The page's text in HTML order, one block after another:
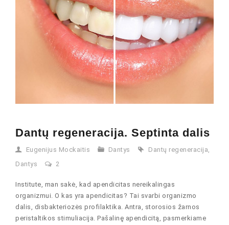
Dantų regeneracija. Septinta dalis
Eugenijus Mockaitis Dantys Dantų regeneracija,
Dantys
2
Institute, man sakė, kad apendicitas nereikalingas
organizmui. O kas yra apendicitas? Tai svarbi organizmo
dalis, disbakteriozės profilaktika. Antra, storosios žarnos
peristaltikos stimuliacija. Pašalinę apendicitą, pasmerkiame